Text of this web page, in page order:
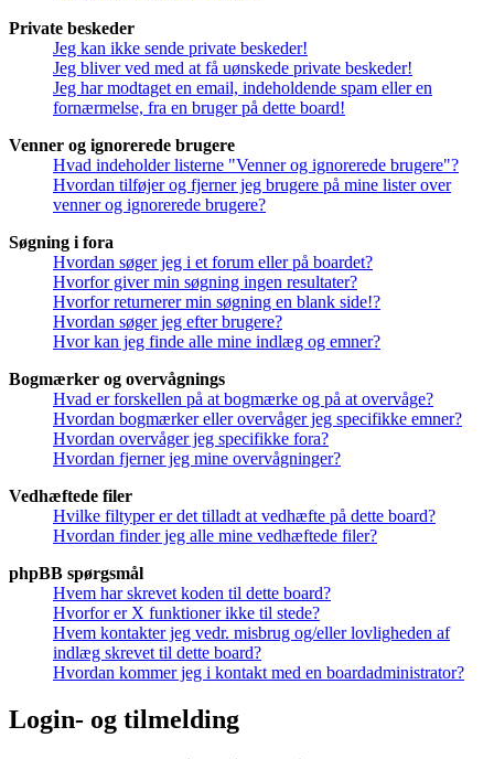
Private beskeder
Jeg kan ikke sende private beskeder!
Jeg bliver ved med at få uønskede private beskeder!
Jeg har modtaget en email, indeholdende spam eller en
fornærmelse, fra en bruger på dette board!
Venner og ignorerede brugere
Hvad indeholder listerne "Venner og ignorerede brugere"?
Hvordan tilføjer og fjerner jeg brugere på mine lister over
venner og ignorerede brugere?
Søgning i fora
Hvordan søger jeg i et forum eller på boardet?
Hvorfor giver min søgning ingen resultater?
Hvorfor returnerer min søgning en blank side!?
Hvordan søger jeg efter brugere?
Hvor kan jeg finde alle mine indlæg og emner?
Bogmærker og overvågnings
Hvad er forskellen på at bogmærke og på at overvåge?
Hvordan bogmærker eller overvåger jeg specifikke emner?
Hvordan overvåger jeg specifikke fora?
Hvordan fjerner jeg mine overvågninger?
Vedhæftede filer
Hvilke filtyper er det tilladt at vedhæfte på dette board?
Hvordan finder jeg alle mine vedhæftede filer?
phpBB spørgsmål
Hvem har skrevet koden til dette board?
Hvorfor er X funktioner ikke til stede?
Hvem kontakter jeg vedr. misbrug og/eller lovligheden af
indlæg skrevet til dette board?
Hvordan kommer jeg i kontakt med en boardadministrator?
Login- og tilmelding